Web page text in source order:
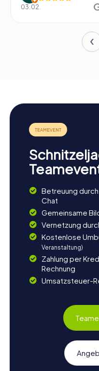
03.02.
Betreuung
Chat
Gemeinsame
Vernetzung
Kostenlose
Veranstaltung)
Zahlung per
Rechnung
Umsatzsteuer-